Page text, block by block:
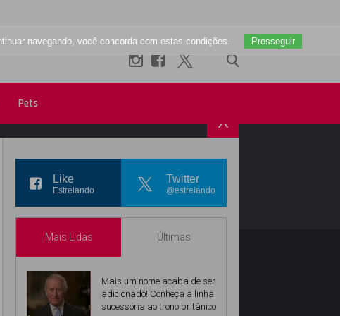
navegando, você concorda com estas condições. Prosseguir
Pets
X
Like
Estrelando
Twitter
@estrelando
Mais Lidas Últimas
Mais um nome acaba de ser
adicionado! Conheça a linha
sucessória ao trono britânico
INSTAGRAM